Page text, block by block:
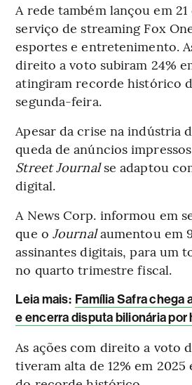
A rede também lançou em
serviço de streaming Fox
esportes e entretenimento.
direito a voto subiram 24%
atingiram recorde histórico
segunda-feira.
Apesar da crise na indústria
queda de anúncios
Street Journalse adaptou
digital.
A News Corp. informou em
que o Journalaumentou em
assinantes digitais, para um
no quarto trimestre fiscal.
Leia mais: Família Safra chega
e encerra disputa bilionária por
As ações com direito a voto
tiveram alta de 12% em